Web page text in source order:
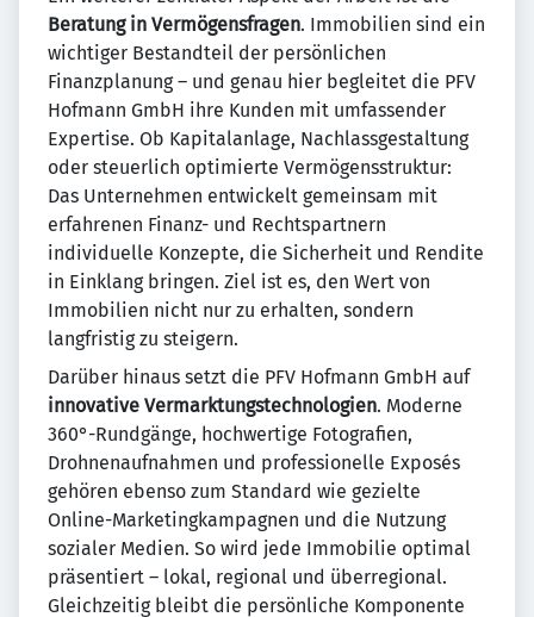
Beratung in Vermögensfragen. Immobilien sind ein
wichtiger Bestandteil der persönlichen
Finanzplanung – und genau hier begleitet die PFV
Hofmann GmbH ihre Kunden mit umfassender
Expertise. Ob Kapitalanlage, Nachlassgestaltung
oder steuerlich optimierte Vermögensstruktur:
Das Unternehmen entwickelt gemeinsam mit
erfahrenen Finanz- und Rechtspartnern
individuelle Konzepte, die Sicherheit und Rendite
in Einklang bringen. Ziel ist es, den Wert von
Immobilien nicht nur zu erhalten, sondern
langfristig zu steigern.
Darüber hinaus setzt die PFV Hofmann GmbH auf
innovative Vermarktungstechnologien. Moderne
360°-Rundgänge, hochwertige Fotografien,
Drohnenaufnahmen und professionelle Exposés
gehören ebenso zum Standard wie gezielte
Online-Marketingkampagnen und die Nutzung
sozialer Medien. So wird jede Immobilie optimal
präsentiert – lokal, regional und überregional.
Gleichzeitig bleibt die persönliche Komponente